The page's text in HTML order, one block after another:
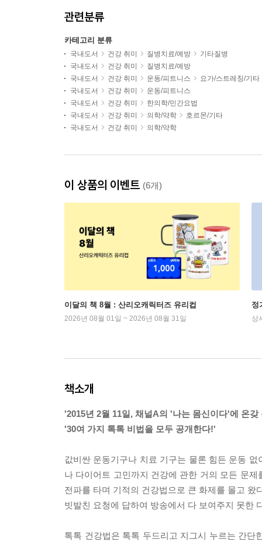
관련분류
카테고리 분류
국내도서 건강 취미 질병치료/예방
기타질병
국내도서
건강 취미
질병치료/예방
국내도서
건강 취미 운동/피트니스
요가/스트레칭/기타
국내도서
건강 취미
운동/피트니스
국내도서
건강 취미
한의학/민간요법
국내도서
건강 취미 의학/약학
호르몬/기타
국내도서
건강 취미 의학/약학
이 상품의 이벤트 (6개)
이달의 책 8월 : 산리오캐릭터즈 유리컵
2026년 08월 01일 ~ 2026년 08월 31일
정
상
책소개
'2015년 2월 11일, 채널A의 '나는 몸신이다'에 온
'30여 가지 톡톡 비법을 모두 공개한다!'
값비싼 운동기구나 치료 기구는 물론 힘든 운동
나 다이어트 고민까지 건강에 관한 거의 모든 문
전파를 타며 기적의 건강법으로 큰 화제를 몰고
빗발친 요청에 답하여 방송에서 다 보여주지 못한
톡톡 건강법은 톡톡 두드리고 지그시 누르는 간